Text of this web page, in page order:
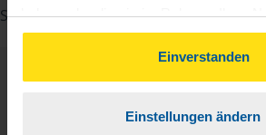
haben oder die sie im Rahmen Ihrer
gesammelt haben. Indem Sie auf
können Sie der Verwendung von
unserer➔ Datenschutzrichtlinie
Einverstanden
Einstellungen ändern
Studenten sowie Rentner zur
Checkliste